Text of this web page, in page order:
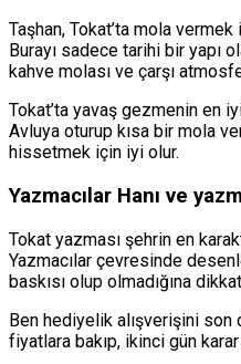
Taşhan, Tokat’ta mola
Burayı sadece tarihi bir yapı
kahve molası ve çarşı
Tokat’ta yavaş gezmenin en
Avluya oturup kısa bir mola
hissetmek için iyi olur.
Yazmacılar Hanı ve
Tokat yazması şehrin en
Yazmacılar çevresinde
baskısı olup olmadığına
Ben hediyelik alışverişini son
fiyatlara bakıp, ikinci gün